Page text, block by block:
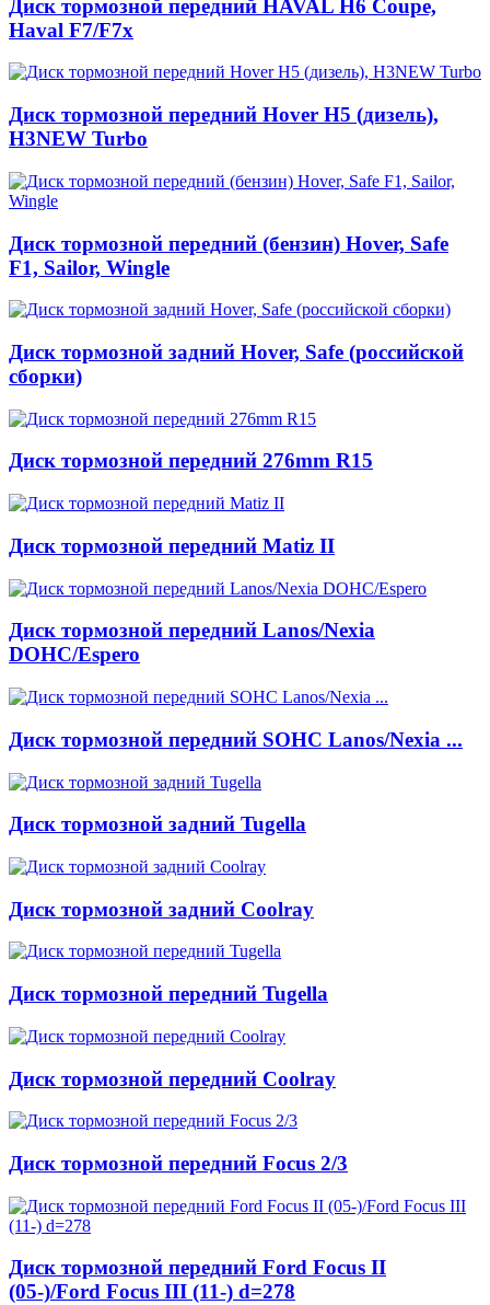
Диск тормозной передний HAVAL H6 Coupe,
Haval F7/F7x
Диск тормозной передний Hover Н5 (дизель),
H3NEW Turbo
Диск тормозной передний (бензин) Hover, Safe
F1, Sailor, Wingle
Диск тормозной задний Hover, Safe (российской
сборки)
Диск тормозной передний 276mm R15
Диск тормозной передний Matiz II
Диск тормозной передний Lanos/Nexia
DOHC/Espero
Диск тормозной передний SOHC Lanos/Nexia ...
Диск тормозной задний Tugella
Диск тормозной задний Coolray
Диск тормозной передний Tugella
Диск тормозной передний Coolray
Диск тормозной передний Focus 2/3
Диск тормозной передний Ford Focus II
(05-)/Ford Focus III (11-) d=278